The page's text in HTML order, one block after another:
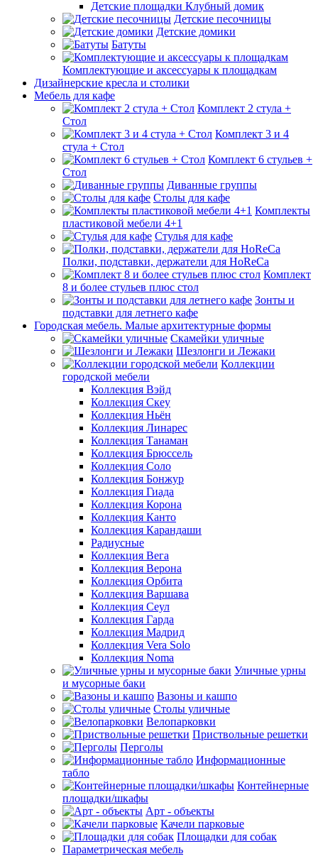
Детские площадки Клубный домик
Детские песочницы
Детские домики
Батуты
Комплектующие и аксессуары к площадкам
Дизайнерские кресла и столики
Мебель для кафе
Комплект 2 стула +
Стол
Комплект 3 и 4
стула + Стол
Комплект 6 стульев +
Стол
Диванные группы
Столы для кафе
Комплекты
пластиковой мебели 4+1
Стулья для кафе
Полки, подставки, держатели для HoReCa
Комплект
8 и более стульев плюс стол
Зонты и
подставки для летнего кафе
Городская мебель. Малые архитектурные формы
Скамейки уличные
Шезлонги и Лежаки
Коллекции
городской мебели
Коллекция Вэйд
Коллекция Скеу
Коллекция Ньён
Коллекция Линарес
Коллекция Танаман
Коллекция Брюссель
Коллекция Соло
Коллекция Бонжур
Коллекция Гиада
Коллекция Корона
Коллекция Канто
Коллекция Карандаши
Радиусные
Коллекция Вега
Коллекция Верона
Коллекция Орбита
Коллекция Варшава
Коллекция Сеул
Коллекция Гарда
Коллекция Мадрид
Коллекция Vera Solo
Коллекция Noma
Уличные урны
и мусорные баки
Вазоны и кашпо
Столы уличные
Велопарковки
Приствольные решетки
Перголы
Информационные
табло
Контейнерные
площадки/шкафы
Арт - объекты
Качели парковые
Площадки для собак
Параметрическая мебель